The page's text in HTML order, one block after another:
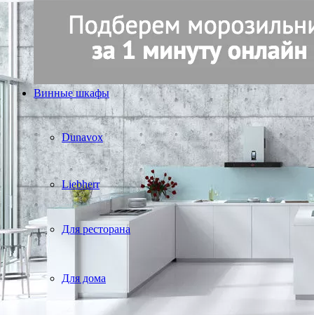
Винные шкафы
Dunavox
Liebherr
Для ресторана
Для дома